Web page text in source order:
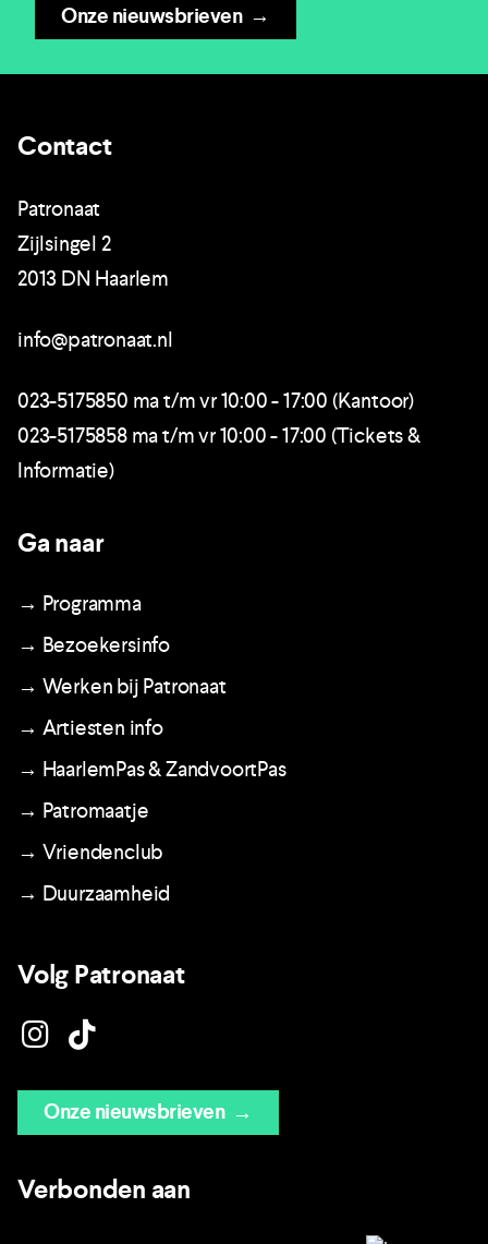
Onze nieuwsbrieven→
Contact
Patronaat
Zijlsingel 2
2013 DN Haarlem
info@patronaat.nl
023-5175850 ma t/m vr 10:00 - 17:00 (Kantoor)
023-5175858 ma t/m vr 10:00 - 17:00 (Tickets &
Informatie)
Ga naar
→ Programma
→ Bezoekersinfo
→ Werken bij Patronaat
→ Artiesten info
→ HaarlemPas & ZandvoortPas
→ Patromaatje
→ Vriendenclub
→ Duurzaamheid
Volg Patronaat
Onze nieuwsbrieven→
Verbonden aan